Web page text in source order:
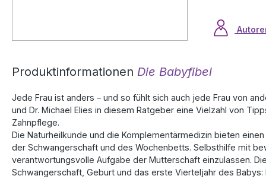
Produktinformationen Die Babyfibel
Jede Frau ist anders – und so fühlt sich auch jede Frau von
und Dr. Michael Elies in diesem Ratgeber eine Vielzahl von
Zahnpflege.
Die Naturheilkunde und die Komplementärmedizin bieten
der Schwangerschaft und des Wochenbetts. Selbsthilfe mit
verantwortungsvolle Aufgabe der Mutterschaft einzulassen.
Schwangerschaft, Geburt und das erste Vierteljahr des